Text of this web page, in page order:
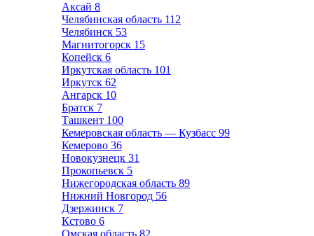
Аксай 8
Челябинская область 112
Челябинск 53
Магнитогорск 15
Копейск 6
Иркутская область 101
Иркутск 62
Ангарск 10
Братск 7
Ташкент 100
Кемеровская область — Кузбасс 99
Кемерово 36
Новокузнецк 31
Прокопьевск 5
Нижегородская область 89
Нижний Новгород 56
Дзержинск 7
Кстово 6
Омская область 82